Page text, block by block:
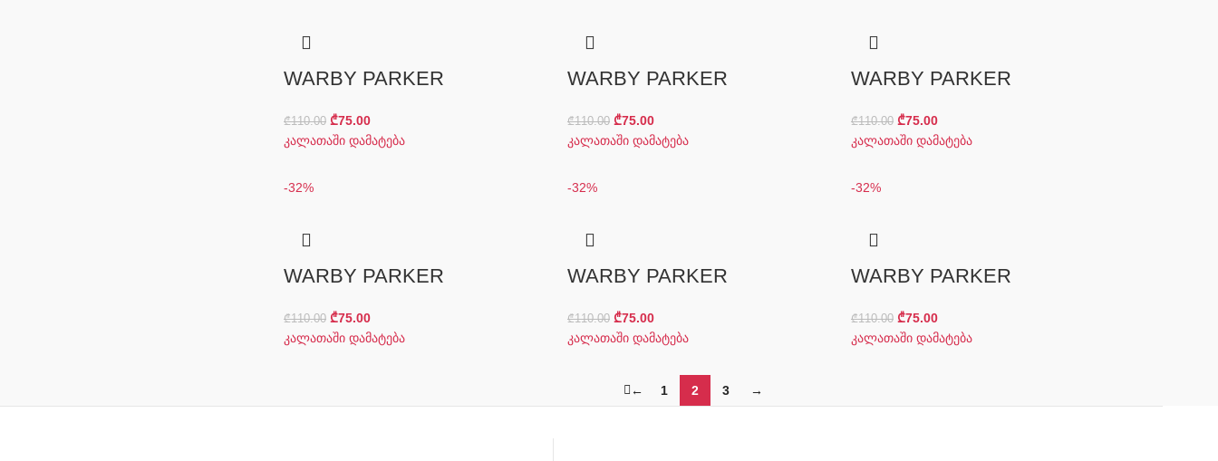
WARBY PARKER
₾110.00 ₾75.00
კალათაში დამატება
WARBY PARKER
₾110.00 ₾75.00
კალათაში დამატება
WARBY PARKER
₾110.00 ₾75.00
კალათაში დამატება
-32%
WARBY PARKER
₾110.00 ₾75.00
კალათაში დამატება
-32%
WARBY PARKER
₾110.00 ₾75.00
კალათაში დამატება
-32%
WARBY PARKER
₾110.00 ₾75.00
კალათაში დამატება
← 1 2 3 →